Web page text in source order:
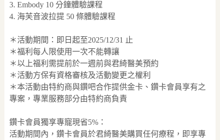
3. Embody 10 分鐘體驗課程
4. 海芙音波拉提 50 條體驗課程
＊活動期間：即日起至2025/12/31 止
＊福利每人限使用一次不能轉讓
＊以上福利需提前於一週前與君綺醫美預約
＊活動方保有資格審核及活動變更之權利
＊本活動由特約商與鑽吧合作提供金卡、鑽卡會員享有之
專案，專業服務部分由特約商負責
鑽卡會員獨享專寵現省5%：
活動期間內，鑽卡會員於君綺醫美購買任何療程，即享專